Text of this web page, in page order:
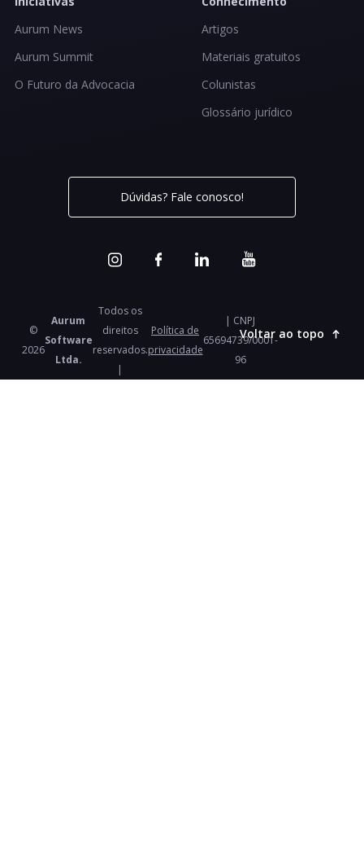
Aurum News
Aurum Summit
O Futuro da Advocacia
Artigos
Materiais gratuitos
Colunistas
Glossário jurídico
Dúvidas? Fale conosco!
©
2026
Aurum
Software
Ltda.
Todos os
direitos
reservados.
|
Política de
privacidade
| CNPJ
65694739/0001-
96
Voltar ao topo